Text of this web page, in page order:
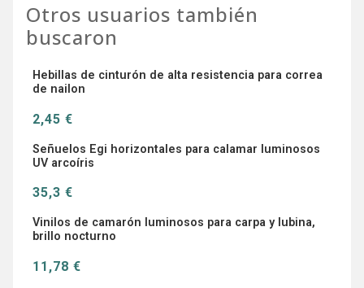
Otros usuarios también
buscaron
Hebillas de cinturón de alta resistencia para correa
de nailon
2,45 €
Señuelos Egi horizontales para calamar luminosos
UV arcoíris
35,3 €
Vinilos de camarón luminosos para carpa y lubina,
brillo nocturno
11,78 €